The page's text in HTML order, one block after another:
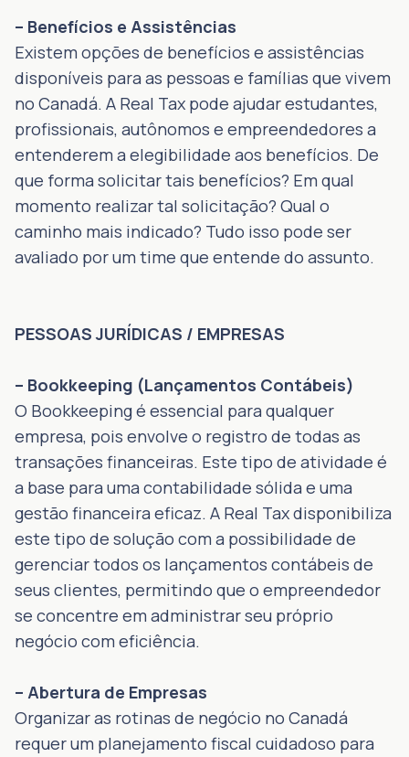
– Benefícios e Assistências
Existem opções de benefícios e assistências
disponíveis para as pessoas e famílias que vivem
no Canadá. A Real Tax pode ajudar estudantes,
profissionais, autônomos e empreendedores a
entenderem a elegibilidade aos benefícios. De
que forma solicitar tais benefícios? Em qual
momento realizar tal solicitação? Qual o
caminho mais indicado? Tudo isso pode ser
avaliado por um time que entende do assunto.
PESSOAS JURÍDICAS / EMPRESAS
– Bookkeeping (Lançamentos Contábeis)
O Bookkeeping é essencial para qualquer
empresa, pois envolve o registro de todas as
transações financeiras. Este tipo de atividade é
a base para uma contabilidade sólida e uma
gestão financeira eficaz. A Real Tax disponibiliza
este tipo de solução com a possibilidade de
gerenciar todos os lançamentos contábeis de
seus clientes, permitindo que o empreendedor
se concentre em administrar seu próprio
negócio com eficiência.
– Abertura de Empresas
Organizar as rotinas de negócio no Canadá
requer um planejamento fiscal cuidadoso para